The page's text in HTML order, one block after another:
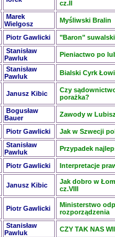
cz.II
Marek
Wielgosz
Myśliwski Bralin
Piotr Gawlicki "Baron"
Stanisław
Pawluk
Pieniactwo po
Stanisław
Pawluk
Bialski Cyrk
Janusz Kibic
Czy
porażka?
Bogusław
Bauer
Zawody w
Piotr Gawlicki Jak w Szwecji
Stanisław
Pawluk
Przypadek
Piotr Gawlicki Interpretacje
Janusz Kibic
Jak dobro w
cz.VIII
Piotr Gawlicki
Ministerstwo
rozporządzenia
Stanisław
Pawluk
CZY TAK NAS